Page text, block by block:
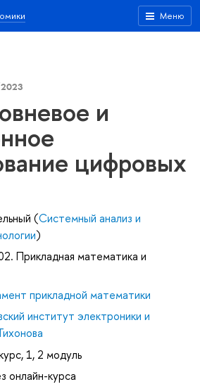
Меню
и
цифровых
(Системный анализ и
)
Прикладная математика и
прикладной математики
институт электроники и
1, 2 модуль
онлайн-курса